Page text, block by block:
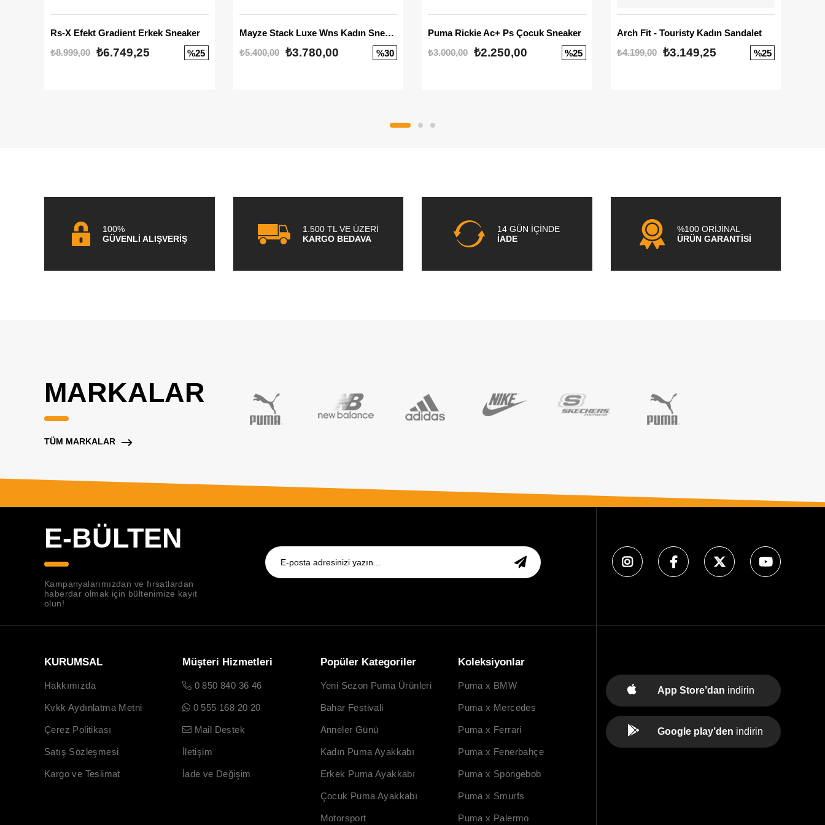
Rs-X Efekt Gradient Erkek Sneaker
₺8.999,00 ₺6.749,25 %25
Mayze Stack Luxe Wns Kadın Sneaker
₺5.400,00
₺3.780,00 %30
Puma Rickie Ac+ Ps Çocuk Sneaker
₺3.000,00 ₺2.250,00 %25
Arch Fit - Touristy Kadın Sandalet
₺4.199,00
₺3.149,25 %25
100%
GÜVENLİ ALIŞVERİŞ
1.500 TL VE ÜZERİ
KARGO BEDAVA
14 GÜN İÇİNDE
İADE
%100 ORİJİNAL
ÜRÜN GARANTİSİ
MARKALAR
TÜM MARKALAR
E-BÜLTEN
Kampanyalarımızdan ve fırsatlardan
haberdar olmak için bültenimize kayıt
olun!
KURUMSAL
Hakkımızda
Kvkk Aydınlatma Metni
Çerez Politikası
Satış Sözleşmesi
Kargo ve Teslimat
Müşteri Hizmetleri
0 850 840 36 46
0 555 168 20 20
Mail Destek
İletişim
İade ve Değişim
Popüler Kategoriler
Yeni Sezon Puma Ürünleri
Bahar Festivali
Anneler Günü
Kadın Puma Ayakkabı
Erkek Puma Ayakkabı
Çocuk Puma Ayakkabı
Motorsport
Koleksiyonlar
Puma x BMW
Puma x Mercedes
Puma x Ferrari
Puma x Fenerbahçe
Puma x Spongebob
Puma x Smurfs
Puma x Palermo
App Store’dan indirin
Google play’den indirin